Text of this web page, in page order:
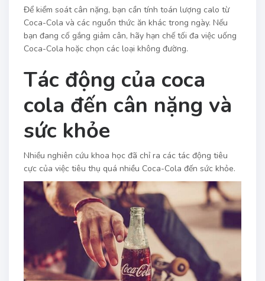
Để kiểm soát cân nặng, bạn cần tính toán lượng calo từ
Coca-Cola và các nguồn thức ăn khác trong ngày. Nếu
bạn đang cố gắng giảm cân, hãy hạn chế tối đa việc uống
Coca-Cola hoặc chọn các loại không đường.
Tác động của coca
cola đến cân nặng và
sức khỏe
Nhiều nghiên cứu khoa học đã chỉ ra các tác động tiêu
cực của việc tiêu thụ quá nhiều Coca-Cola đến sức khỏe.